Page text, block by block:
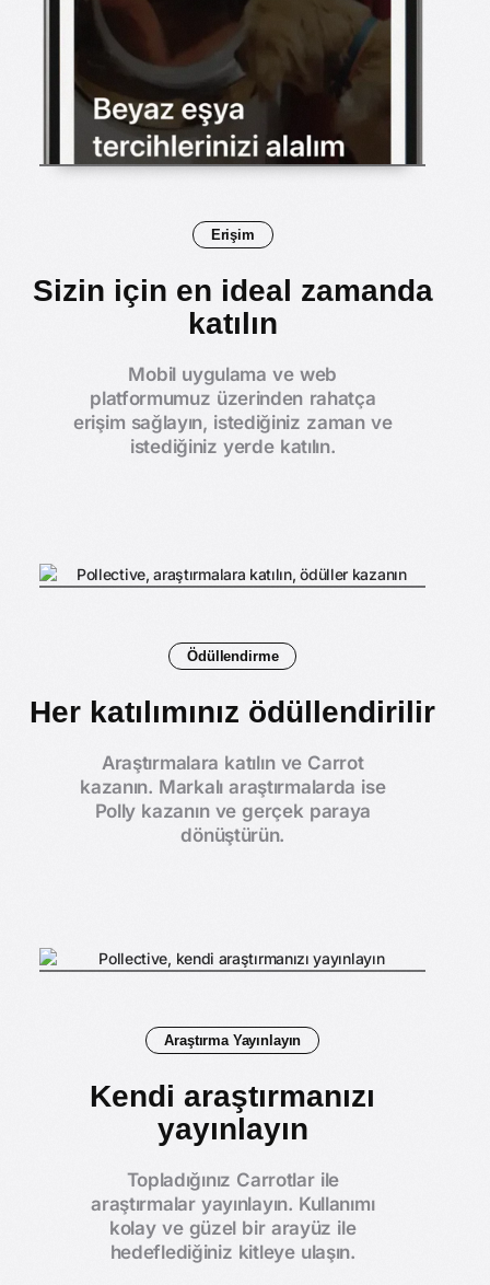
Erişim
Sizin için en ideal zamanda
katılın
Mobil uygulama ve web
platformumuz üzerinden rahatça
erişim sağlayın, istediğiniz zaman ve
istediğiniz yerde katılın.
Ödüllendirme
Her katılımınız ödüllendirilir
Araştırmalara katılın ve Carrot
kazanın. Markalı araştırmalarda ise
Polly kazanın ve gerçek paraya
dönüştürün.
Araştırma Yayınlayın
Kendi araştırmanızı
yayınlayın
Topladığınız Carrotlar ile
araştırmalar yayınlayın. Kullanımı
kolay ve güzel bir arayüz ile
hedeflediğiniz kitleye ulaşın.